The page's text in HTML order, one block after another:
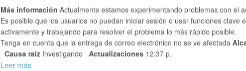
Más información Actualmente estamos experimentando problemas con el
Es posible que los usuarios no puedan iniciar sesión o usar funciones clave
activamente y trabajando para resolver el problema lo más rápido posible.
Tenga en cuenta que la entrega de correo electrónico no se ve afectada
Causa raíz Investigando Actualizaciones 12:37 p.
Leer más